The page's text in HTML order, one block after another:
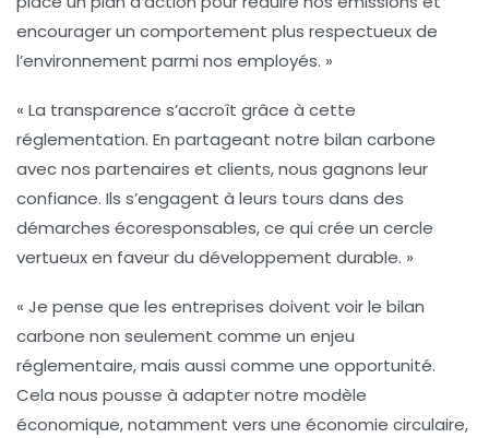
encourager un comportement plus respectueux de
l’environnement parmi nos employés. »
« La transparence s’accroît grâce à cette
réglementation. En partageant notre bilan carbone
avec nos partenaires et clients, nous gagnons leur
confiance. Ils s’engagent à leurs tours dans des
démarches écoresponsables, ce qui crée un cercle
vertueux en faveur du développement durable. »
« Je pense que les entreprises doivent voir le bilan
carbone non seulement comme un enjeu
réglementaire, mais aussi comme une opportunité.
Cela nous pousse à adapter notre modèle
économique, notamment vers une économie circulaire,